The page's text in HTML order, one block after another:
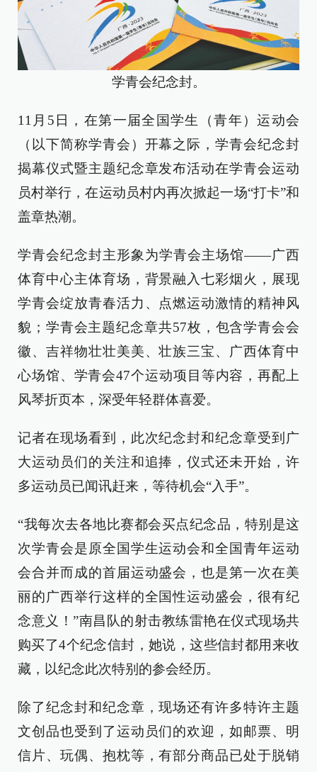
学青会纪念封。
11月5日，在第一届全国学生（青年）运动会
（以下简称学青会）开幕之际，学青会纪念封
揭幕仪式暨主题纪念章发布活动在学青会运动
员村举行，在运动员村内再次掀起一场“打卡”和
盖章热潮。
学青会纪念封主形象为学青会主场馆——广西
体育中心主体育场，背景融入七彩烟火，展现
学青会绽放青春活力、点燃运动激情的精神风
貌；学青会主题纪念章共57枚，包含学青会会
徽、吉祥物壮壮美美、壮族三宝、广西体育中
心场馆、学青会47个运动项目等内容，再配上
风琴折页本，深受年轻群体喜爱。
记者在现场看到，此次纪念封和纪念章受到广
大运动员们的关注和追捧，仪式还未开始，许
多运动员已闻讯赶来，等待机会“入手”。
“我每次去各地比赛都会买点纪念品，特别是这
次学青会是原全国学生运动会和全国青年运动
会合并而成的首届运动盛会，也是第一次在美
丽的广西举行这样的全国性运动盛会，很有纪
念意义！”南昌队的射击教练雷艳在仪式现场共
购买了4个纪念信封，她说，这些信封都用来收
藏，以纪念此次特别的参会经历。
除了纪念封和纪念章，现场还有许多特许主题
文创品也受到了运动员们的欢迎，如邮票、明
信片、玩偶、抱枕等，有部分商品已处于脱销